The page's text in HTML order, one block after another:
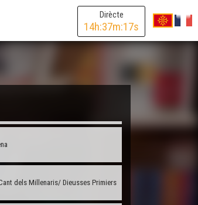
Dirècte
14h:37m:17s
dels grands jorns
dels Millenaris/ Dieusses Primiers